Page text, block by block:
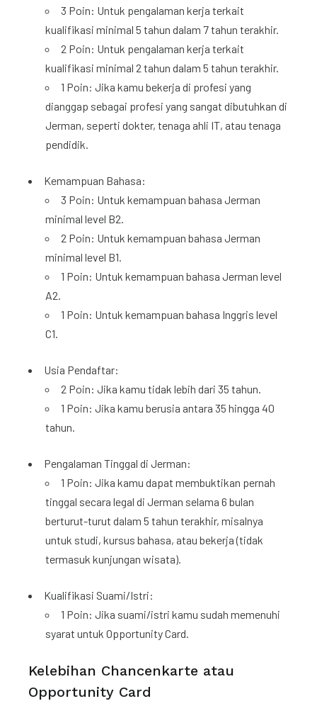
3 Poin: Untuk pengalaman kerja terkait
kualifikasi minimal 5 tahun dalam 7 tahun terakhir.
2 Poin: Untuk pengalaman kerja terkait
kualifikasi minimal 2 tahun dalam 5 tahun terakhir.
1 Poin: Jika kamu bekerja di profesi yang
dianggap sebagai profesi yang sangat dibutuhkan di
Jerman, seperti dokter, tenaga ahli IT, atau tenaga
pendidik.
Kemampuan Bahasa:
3 Poin: Untuk kemampuan bahasa Jerman
minimal level B2.
2 Poin: Untuk kemampuan bahasa Jerman
minimal level B1.
1 Poin: Untuk kemampuan bahasa Jerman level
A2.
1 Poin: Untuk kemampuan bahasa Inggris level
C1.
Usia Pendaftar:
2 Poin: Jika kamu tidak lebih dari 35 tahun.
1 Poin: Jika kamu berusia antara 35 hingga 40
tahun.
Pengalaman Tinggal di Jerman:
1 Poin: Jika kamu dapat membuktikan pernah
tinggal secara legal di Jerman selama 6 bulan
berturut-turut dalam 5 tahun terakhir, misalnya
untuk studi, kursus bahasa, atau bekerja (tidak
termasuk kunjungan wisata).
Kualifikasi Suami/Istri:
1 Poin: Jika suami/istri kamu sudah memenuhi
syarat untuk Opportunity Card.
Kelebihan Chancenkarte atau
Opportunity Card